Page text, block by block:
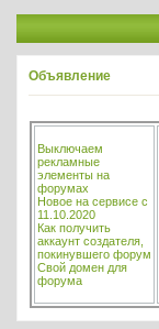
Объявление
Выключаем
рекламные
элементы на
форумах
Новое на сервисе с
11.10.2020
Как получить
аккаунт создателя,
покинувшего форум
Свой домен для
форума